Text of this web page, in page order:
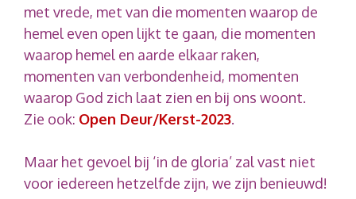
met vrede, met van die momenten waarop de
hemel even open lijkt te gaan, die momenten
waarop hemel en aarde elkaar raken,
momenten van verbondenheid, momenten
waarop God zich laat zien en bij ons woont.
Zie ook: Open Deur/Kerst-2023.
Maar het gevoel bij ‘in de gloria’ zal vast niet
voor iedereen hetzelfde zijn, we zijn benieuwd!